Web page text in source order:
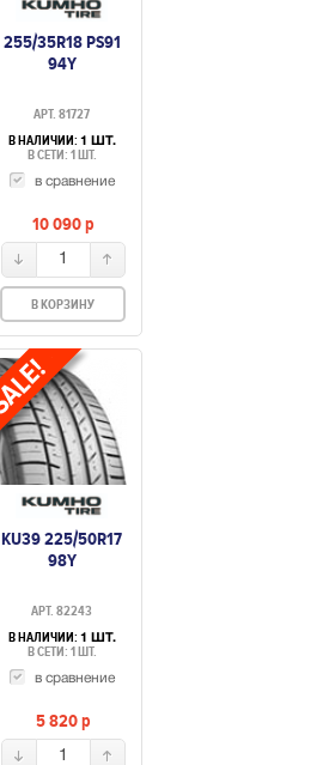
255/35R18 PS91
94Y
АРТ. 81727
В НАЛИЧИИ: 1 ШТ.
В СЕТИ: 1 ШТ.
в сравнение
10 090p
1
В КОРЗИНУ
KU39 225/50R17
98Y
АРТ. 82243
В НАЛИЧИИ: 1 ШТ.
В СЕТИ: 1 ШТ.
в сравнение
5 820p
1